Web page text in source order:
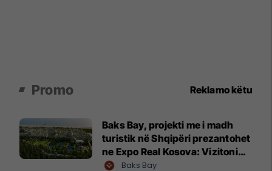
Promo Reklamo këtu
Baks Bay, projekti me i madh
turistik në Shqipëri prezantohet
ne Expo Real Kosova: Vizitoni
shtandin dhe zbuloni
Baks Bay